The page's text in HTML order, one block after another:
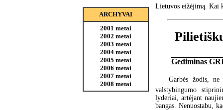
ARCHYVAI
2001 metai
2002 metai
2003 metai
2004 metai
2005 metai
2006 metai
2007 metai
2008 metai
Lietuvos eižėjimą. Kai
Gediminas
Garbės žodis,
valstybingumo
lyderiai, artėjant
bangas. Nenuostabu,